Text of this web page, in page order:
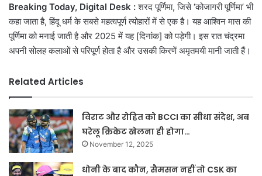
Breaking Today, Digital Desk :शरद पूर्णिमा, जिसे ‘कोजागरी पूर्णिमा’ भी
कहा जाता है, हिंदू धर्म के सबसे महत्वपूर्ण त्योहारों में से एक है। यह आश्विन मास की
पूर्णिमा को मनाई जाती है और 2025 में यह [दिनांक] को पड़ेगी। इस रात चंद्रमा
अपनी सोलह कलाओं से परिपूर्ण होता है और उसकी किरणें अमृतमयी मानी जाती हैं।
Related Articles
विराट और रोहित को BCCI का सीधा संदेश, अब
घरेलू क्रिकेट खेलना ही होगा…
November 12, 2025
धोनी के बाद कौन, सैमसन नहीं तो CSK का